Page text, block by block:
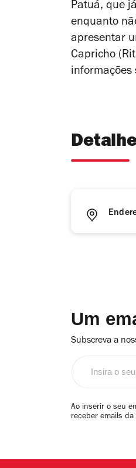
Patuá, que
enquanto
apresentar
Capricho
informações
Um
Subscreva a
email
Ao inserir o seu
receber emails